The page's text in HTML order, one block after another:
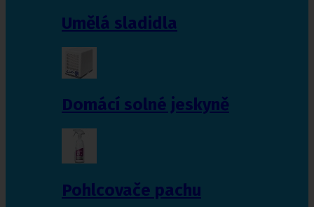
Umělá sladidla
Domácí solné jeskyně
Pohlcovače pachu